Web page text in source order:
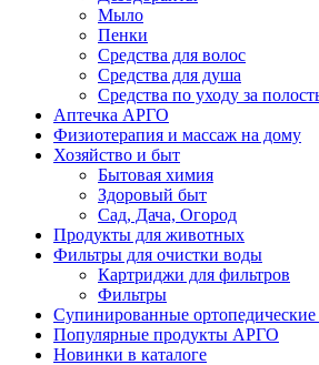
Мыло
Пенки
Средства для волос
Средства для душа
Средства по уходу за
Аптечка АРГО
Физиотерапия и массаж на дому
Хозяйство и быт
Бытовая химия
Здоровый быт
Сад, Дача, Огород
Продукты для животных
Фильтры для очистки воды
Картриджи для фильтров
Фильтры
Супинированные ортопедические
Популярные продукты АРГО
Новинки в каталоге